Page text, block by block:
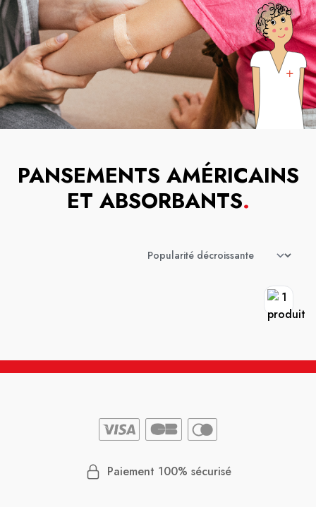
PANSEMENTS AMÉRICAINS
ET ABSORBANTS.
Paiement 100% sécurisé